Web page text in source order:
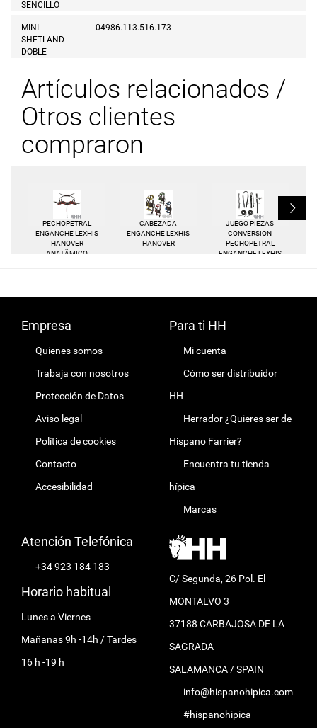
SENCILLO
MINI-
SHETLAND
DOBLE
04986.113.516.173
Artículos relacionados /
Otros clientes
compraron
PECHOPETRAL
ENGANCHE LEXHIS
HANOVER
ANATÃMICO
CABEZADA
ENGANCHE LEXHIS
HANOVER
JUEGO PIEZAS
CONVERSION
PECHOPETRAL
ENGANCHE LEXHIS
L
Empresa
Quienes somos
Trabaja con nosotros
Protección de Datos
Aviso legal
Política de cookies
Contacto
Accesibilidad
Para ti HH
Mi cuenta
Cómo ser distribuidor
HH
Herrador ¿Quieres ser de
Hispano Farrier?
Encuentra tu tienda
hípica
Marcas
Atención Telefónica
+34 923 184 183
Horario habitual
Lunes a Viernes
Mañanas 9h -14h / Tardes
16 h -19 h
C/ Segunda, 26 Pol. El
MONTALVO 3
37188 CARBAJOSA DE LA
SAGRADA
SALAMANCA / SPAIN
info@hispanohipica.com
#hispanohipica